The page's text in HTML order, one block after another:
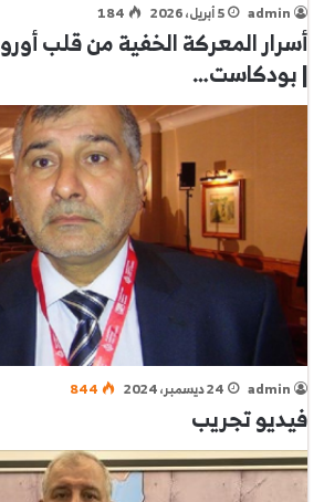
admin 5 أبريل، 2026 184
أسرار المعركة الخفية من قلب
| بودكاست…
admin 24 ديسمبر، 2024 844
فيديو تجريب